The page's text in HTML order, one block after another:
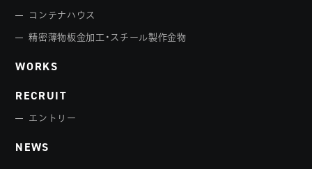
コンテナハウス
精密薄物板金加工・スチール製作金物
WORKS
RECRUIT
エントリー
NEWS